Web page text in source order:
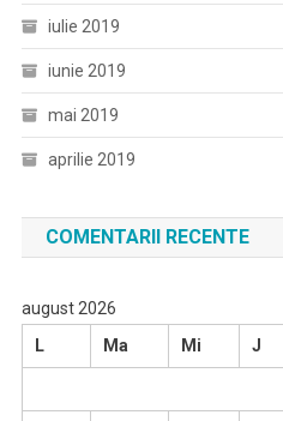
iulie 2019
iunie 2019
mai 2019
aprilie 2019
COMENTARII RECENTE
august 2026
L
Ma Mi J